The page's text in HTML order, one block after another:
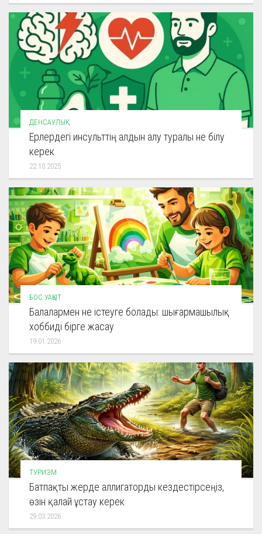
ДЕНСАУЛЫҚ
Ерлердегі инсульттің алдын алу туралы не білу
керек
22.10.2025
БОС УАҚЫТ
Балалармен не істеуге болады: шығармашылық
хоббиді бірге жасау
19.01.2026
ТУРИЗМ
Батпақты жерде аллигаторды кездестірсеңіз,
өзін қалай ұстау керек
29.03.2026